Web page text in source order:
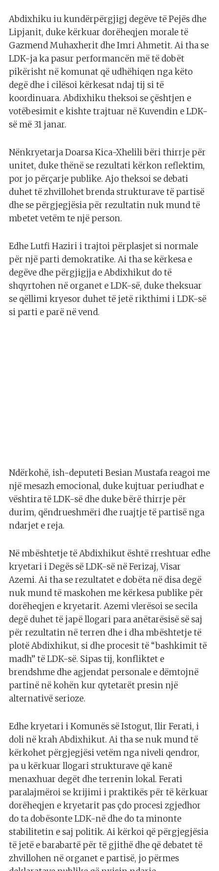
Abdixhiku iu kundërpërgjigj degëve të Pejës dhe
Lipjanit, duke kërkuar dorëheqjen morale të
Gazmend Muhaxherit dhe Imri Ahmetit. Ai tha se
LDK-ja ka pasur performancën më të dobët
pikërisht në komunat që udhëhiqen nga këto
degë dhe i cilësoi kërkesat ndaj tij si të
koordinuara. Abdixhiku theksoi se çështjen e
votëbesimit e kishte trajtuar në Kuvendin e LDK-
së më 31 janar.
Nënkryetarja Doarsa Kica-Xhelili bëri thirrje për
unitet, duke thënë se rezultati kërkon reflektim,
por jo përçarje publike. Ajo theksoi se debati
duhet të zhvillohet brenda strukturave të partisë
dhe se përgjegjësia për rezultatin nuk mund të
mbetet vetëm te një person.
Edhe Lutfi Haziri i trajtoi përplasjet si normale
për një parti demokratike. Ai tha se kërkesa e
degëve dhe përgjigjja e Abdixhikut do të
shqyrtohen në organet e LDK-së, duke theksuar
se qëllimi kryesor duhet të jetë rikthimi i LDK-së
si parti e parë në vend.
Ndërkohë, ish-deputeti Besian Mustafa reagoi me
një mesazh emocional, duke kujtuar periudhat e
vështira të LDK-së dhe duke bërë thirrje për
durim, qëndrueshmëri dhe ruajtje të partisë nga
ndarjet e reja.
Në mbështetje të Abdixhikut është rreshtuar edhe
kryetari i Degës së LDK-së në Ferizaj, Visar
Azemi. Ai tha se rezultatet e dobëta në disa degë
nuk mund të maskohen me kërkesa publike për
dorëheqjen e kryetarit. Azemi vlerësoi se secila
degë duhet të japë llogari para anëtarësisë së saj
për rezultatin në terren dhe i dha mbështetje të
plotë Abdixhikut, si dhe procesit të “bashkimit të
madh” të LDK-së. Sipas tij, konfliktet e
brendshme dhe agjendat personale e dëmtojnë
partinë në kohën kur qytetarët presin një
alternativë serioze.
Edhe kryetari i Komunës së Istogut, Ilir Ferati, i
doli në krah Abdixhikut. Ai tha se nuk mund të
kërkohet përgjegjësi vetëm nga niveli qendror,
pa u kërkuar llogari strukturave që kanë
menaxhuar degët dhe terrenin lokal. Ferati
paralajmëroi se krijimi i praktikës për të kërkuar
dorëheqjen e kryetarit pas çdo procesi zgjedhor
do ta dobësonte LDK-në dhe do ta minonte
stabilitetin e saj politik. Ai kërkoi që përgjegjësia
të jetë e barabartë për të gjithë dhe që debatet të
zhvillohen në organet e partisë, jo përmes